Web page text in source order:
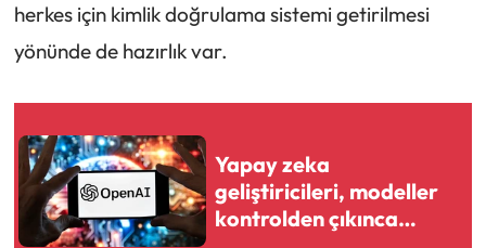
herkes için kimlik doğrulama sistemi getirilmesi
yönünde de hazırlık var.
Yapay zeka
geliştiricileri, modeller
kontrolden çıkınca